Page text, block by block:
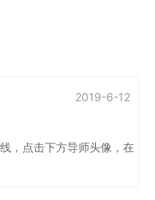
2019-6-12
，点击下方导师头像，在